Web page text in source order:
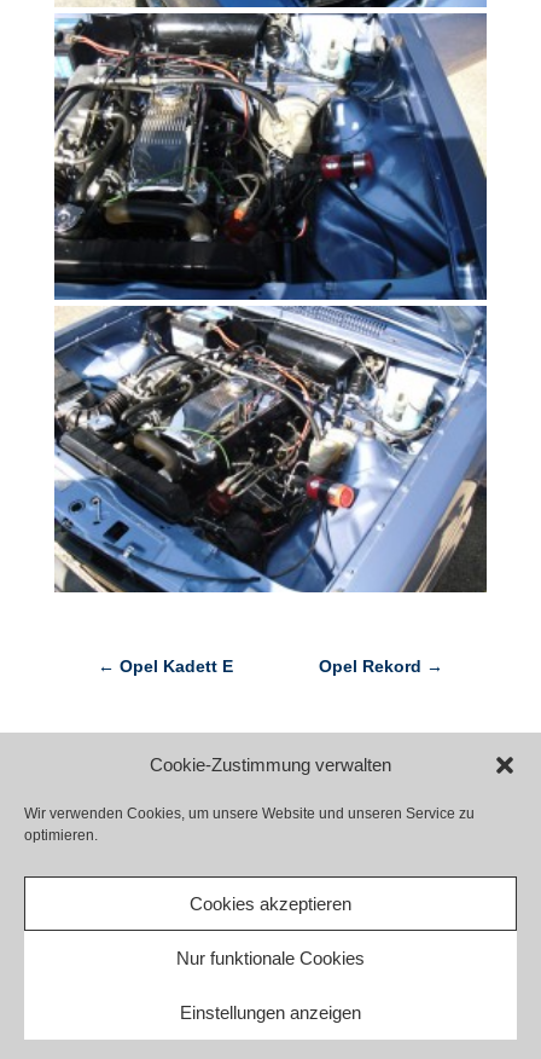
Cookie-Zustimmung verwalten
Wir verwenden Cookies, um unsere Website und unseren Service zu
optimieren.
Cookies akzeptieren
Nur funktionale Cookies
Einstellungen anzeigen
← Opel Kadett E Opel Rekord →
Kontakt
Haftungsausschluss Cookie-Richtlinie (EU)
Barrierefreiheit